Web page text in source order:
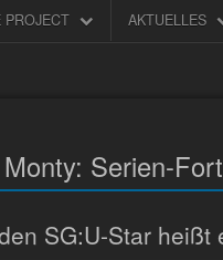
PROJECT AKTUELLES
Serien-
SG:U-Star